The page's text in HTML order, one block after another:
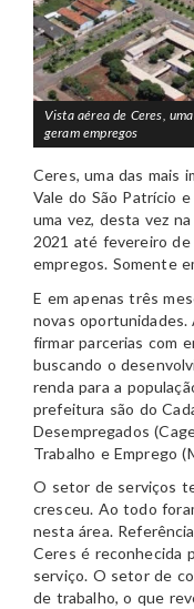
Vista aérea de Ceres,
geram empregos
Ceres, uma das mais
Vale do São Patrício
uma vez, desta vez
2021 até fevereiro de
empregos. Somente
E em apenas três
novas
firmar parcerias com
buscando o
renda para a
prefeitura são do
Desempregados
Trabalho e Emprego
O setor de serviços
cresceu. Ao todo
nesta área.
Ceres é reconhecida
serviço. O setor de
de trabalho, o que